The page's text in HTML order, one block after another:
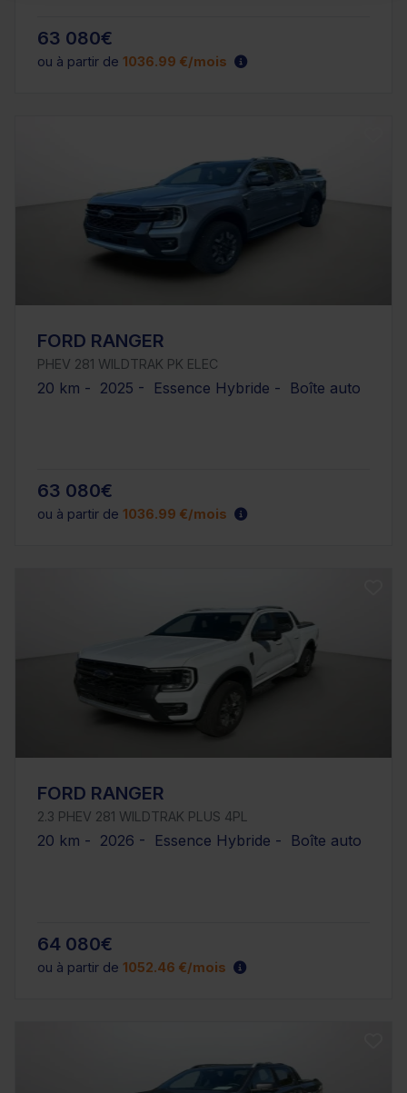
63 080€
ou à partir de 1036.99 €/mois
FORD RANGER
PHEV 281 WILDTRAK PK ELEC
20 km - 2025 - Essence Hybride - Boîte auto
63 080€
ou à partir de 1036.99 €/mois
FORD RANGER
2.3 PHEV 281 WILDTRAK PLUS 4PL
20 km - 2026 - Essence Hybride - Boîte auto
64 080€
ou à partir de 1052.46 €/mois